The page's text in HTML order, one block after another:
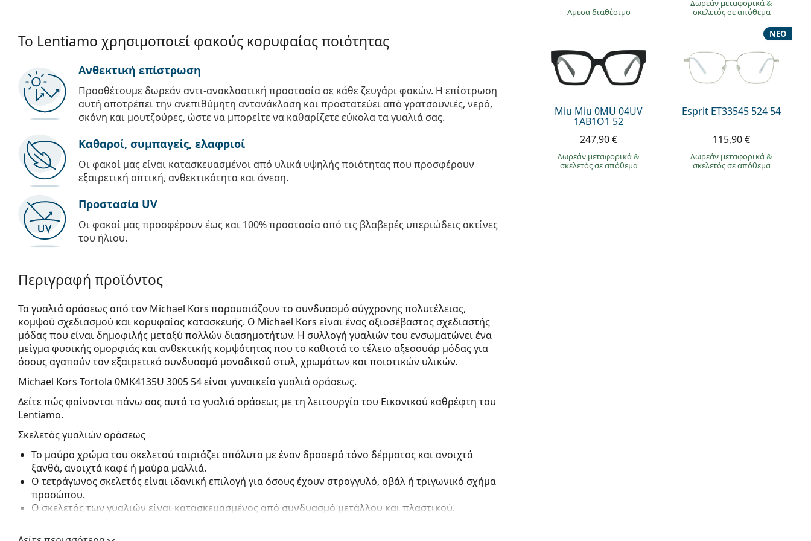
άμεσα διαθέσιμο
Δωρεάν μεταφορικά&
σκελετός σε απόθεμα
Miu Miu 0MU 04UV
1AB1O1 52
247,90 €
Δωρεάν μεταφορικά&
σκελετός σε απόθεμα
Esprit ET33545 524 54
ΝΈΟ
115,90 €
Δωρεάν μεταφορικά&
σκελετός σε απόθεμα
Το Lentiamo χρησιμοποιεί φακούς κορυφαίας ποιότητας
Ανθεκτική επίστρωση
Προσθέτουμε δωρεάν αντι-ανακλαστική προστασία σε κάθε ζευγάρι φακών. Η επίστρωση
αυτή αποτρέπει την ανεπιθύμητη αντανάκλαση και προστατεύει από γρατσουνιές, νερό,
σκόνη και μουτζούρες, ώστε να μπορείτε να καθαρίζετε εύκολα τα γυαλιά σας.
Καθαροί, συμπαγείς, ελαφριοί
Οι φακοί μας είναι κατασκευασμένοι από υλικά υψηλής ποιότητας που προσφέρουν
εξαιρετική οπτική, ανθεκτικότητα και άνεση.
Προστασία UV
Οι φακοί μας προσφέρουν έως και 100% προστασία από τις βλαβερές υπεριώδεις ακτίνες
του ήλιου.
Περιγραφή προϊόντος
Τα γυαλιά οράσεως από τον Michael Kors παρουσιάζουν το συνδυασμό σύγχρονης πολυτέλειας,
κομψού σχεδιασμού και κορυφαίας κατασκευής. Ο Michael Kors είναι ένας αξιοσέβαστος σχεδιαστής
μόδας που είναι δημοφιλής μεταξύ πολλών διασημοτήτων. Η συλλογή γυαλιών του ενσωματώνει ένα
μείγμα φυσικής ομορφιάς και ανθεκτικής κομψότητας που το καθιστά το τέλειο αξεσουάρ μόδας για
όσους αγαπούν τον εξαιρετικό συνδυασμό μοναδικού στυλ, χρωμάτων και ποιοτικών υλικών.
Michael Kors Tortola 0MK4135U 3005 54είναι γυναικεία γυαλιά οράσεως.
Δείτε πώς φαίνονται πάνω σας αυτά τα γυαλιά οράσεως με τη λειτουργία του Εικονικού καθρέφτη του
Lentiamo.
Σκελετός γυαλιών οράσεως
Το μαύρο χρώμα του σκελετού ταιριάζει απόλυτα με έναν δροσερό τόνο δέρματος και ανοιχτά
ξανθά, ανοιχτά καφέ ή μαύρα μαλλιά.
Ο τετράγωνος σκελετός είναι ιδανική επιλογή για όσους έχουν στρογγυλό, οβάλ ή τριγωνικό σχήμα
προσώπου.
Ο σκελετός των γυαλιών είναι κατασκευασμένος από συνδυασμό μετάλλου και πλαστικού.
Τα γυαλιά γυαλιά με περίγραμμα σκελετού έχουν τους πιο συνηθισμένους τύπους σκελετών που